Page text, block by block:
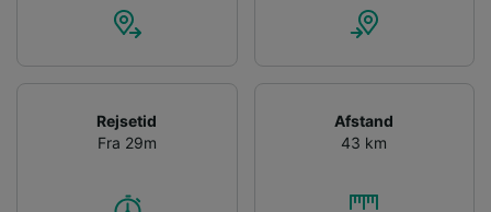
Rejsetid
Fra 29m
Afstand
43 km